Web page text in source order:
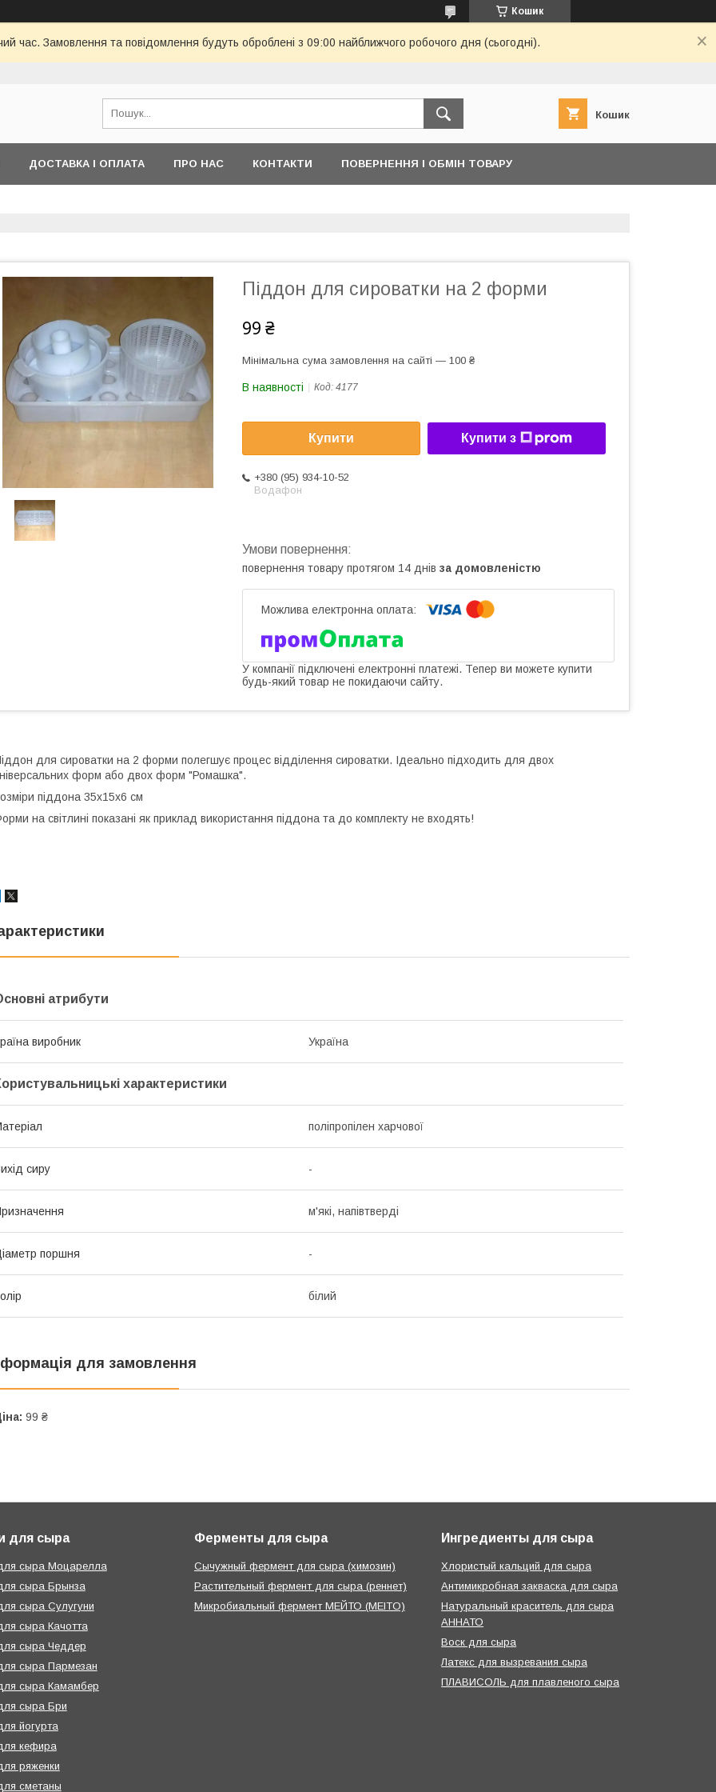
Кошик
час. Замовлення та повідомлення будуть оброблені з 09:00 найближчого робочого дня (сьогодні).
Кошик
ДОСТАВКА І ОПЛАТА ПРО НАС КОНТАКТИ ПОВЕРНЕННЯ І ОБМІН ТОВАРУ
Піддон для сироватки на 2 форми
99 ₴
Мінімальна сума замовлення на сайті — 100 ₴
В наявності Код: 4177
Купити Купити з
+380 (95) 934-10-52
Водафон
повернення товару протягом 14 днів за домовленістю
У компанії підключені електронні платежі. Тепер ви можете купити
будь-який товар не покидаючи сайту.
для сироватки на 2 форми полегшує процес відділення сироватки. Ідеально підходить для двох
форм або двох форм "Ромашка".
піддона 35х15х6 см
на світлині показані як приклад використання піддона та до комплекту не входять!
атрибути
виробник Україна
характеристики
поліпропілен харчової
сиру -
м'які, напівтверді
поршня -
білий
для замовлення
99 ₴
для сыра
сыра Моцарелла
сыра Брынза
сыра Сулугуни
сыра Качотта
сыра Чеддер
сыра Пармезан
сыра Камамбер
сыра Бри
йогурта
кефира
ряженки
сметаны
Ферменты для сыра
Сычужный фермент для сыра (химозин)
Растительный фермент для сыра (реннет)
Микробиальный фермент МЕЙТО (MEITO)
Ингредиенты для сыра
Хлористый кальций для сыра
Антимикробная закваска для сыра
Натуральный краситель для сыра
АННАТО
Воск для сыра
Латекс для вызревания сыра
ПЛАВИСОЛЬ для плавленого сыра